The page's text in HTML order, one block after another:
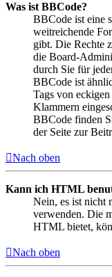
Was ist BBCode?
BBCode ist eine
weitreichende
gibt. Die Rechte
die Board-
durch Sie für
BBCode ist
Tags von
Klammern
BBCode finden
der Seite zur
Nach oben
Kann ich HTML
Nein, es ist nicht
verwenden. Die
HTML bietet,
Nach oben